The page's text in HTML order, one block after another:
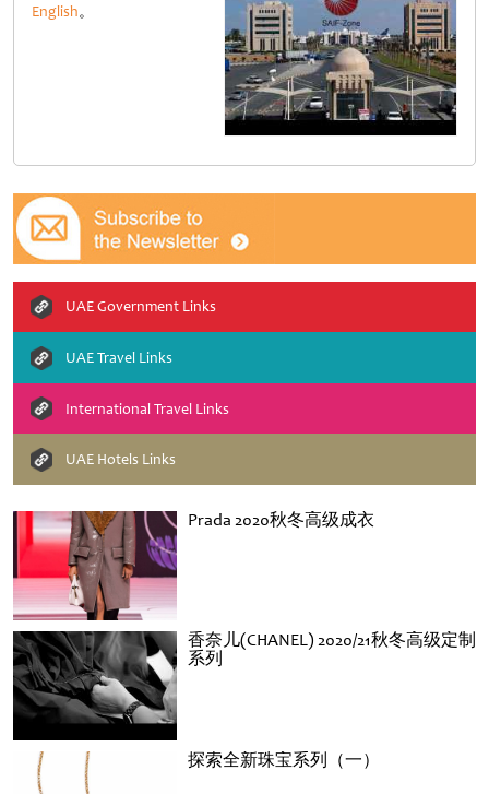
Prada 2020秋冬高级成衣
香奈儿(CHANEL) 2020/21秋冬高级定制
系列
探索全新珠宝系列（一）
English。
UAE Government Links
UAE Travel Links
International Travel Links
UAE Hotels Links